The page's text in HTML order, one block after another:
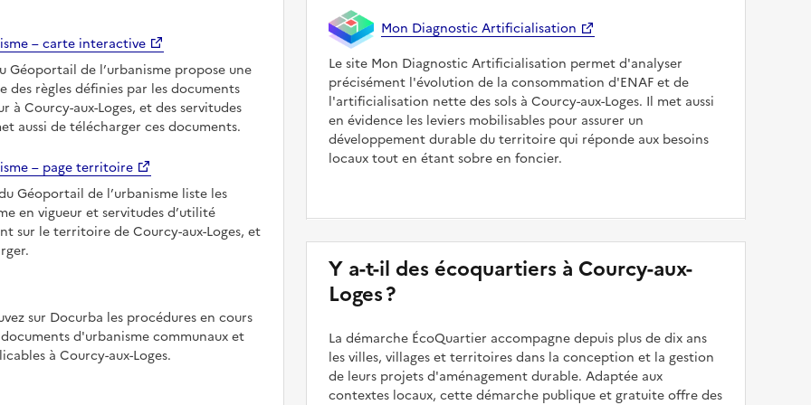
– carte interactive
Géoportail de l’urbanisme propose une
des règles définies par les documents
à Courcy-aux-Loges, et des servitudes
aussi de télécharger ces documents.
– page territoire
Géoportail de l’urbanisme liste les
en vigueur et servitudes d’utilité
sur le territoire de Courcy-aux-Loges, et
sur Docurba les procédures en cours
d'urbanisme communaux et
à Courcy-aux-Loges.
Mon Diagnostic Artificialisation
Le site Mon Diagnostic Artificialisation permet d'analyser
précisément l'évolution de la consommation d'ENAF et de
l'artificialisation nette des sols à Courcy-aux-Loges. Il met aussi
en évidence les leviers mobilisables pour assurer un
développement durable du territoire qui réponde aux besoins
locaux tout en étant sobre en foncier.
Y a-t-il des écoquartiers à Courcy-aux-
Loges ?
La démarche ÉcoQuartier accompagne depuis plus de dix ans
les villes, villages et territoires dans la conception et la gestion
de leurs projets d'aménagement durable. Adaptée aux
contextes locaux, cette démarche publique et gratuite offre des